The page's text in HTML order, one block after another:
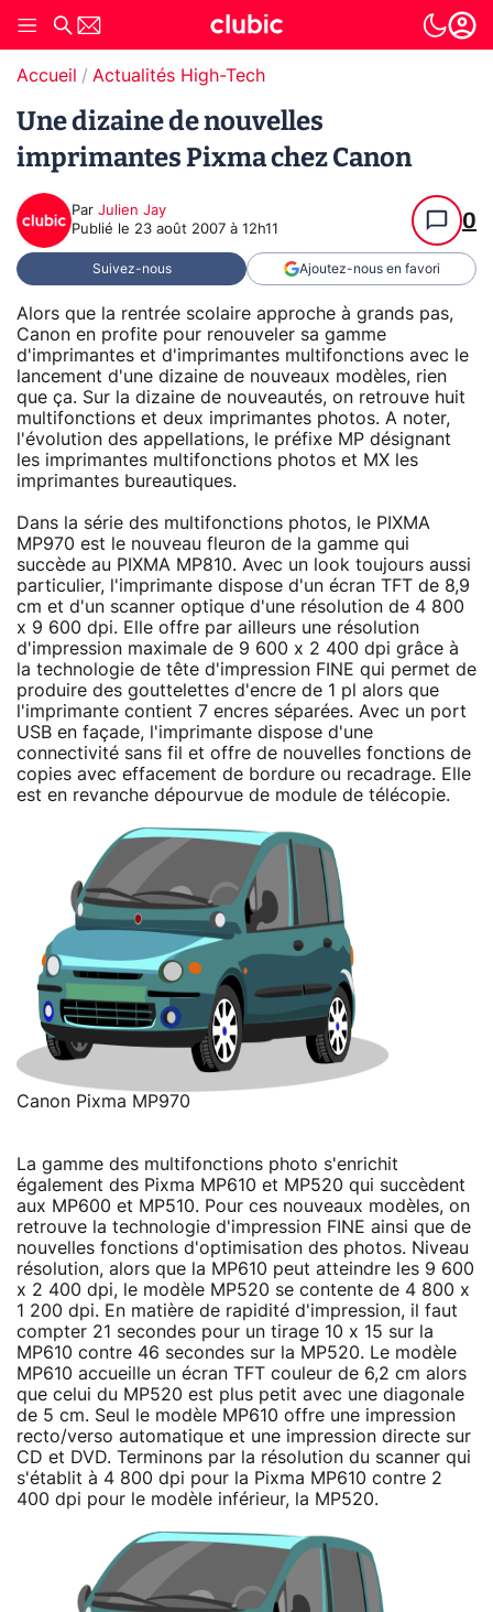
Accueil Actualités High-Tech
Une dizaine de nouvelles
imprimantes Pixma chez Canon
Par Julien Jay
Publié le 23 août 2007 à 12h11 0
Suivez-nous Ajoutez-nous en favori
Alors que la rentrée scolaire approche à grands pas,
Canon en profite pour renouveler sa gamme
d'imprimantes et d'imprimantes multifonctions avec le
lancement d'une dizaine de nouveaux modèles, rien
que ça. Sur la dizaine de nouveautés, on retrouve huit
multifonctions et deux imprimantes photos. A noter,
l'évolution des appellations, le préfixe MP désignant
les imprimantes multifonctions photos et MX les
imprimantes bureautiques.
Dans la série des multifonctions photos, le PIXMA
MP970 est le nouveau fleuron de la gamme qui
succède au PIXMA MP810. Avec un look toujours aussi
particulier, l'imprimante dispose d'un écran TFT de 8,9
cm et d'un scanner optique d'une résolution de 4 800
x 9 600 dpi. Elle offre par ailleurs une résolution
d'impression maximale de 9 600 x 2 400 dpi grâce à
la technologie de tête d'impression FINE qui permet de
produire des gouttelettes d'encre de 1 pl alors que
l'imprimante contient 7 encres séparées. Avec un port
USB en façade, l'imprimante dispose d'une
connectivité sans fil et offre de nouvelles fonctions de
copies avec effacement de bordure ou recadrage. Elle
est en revanche dépourvue de module de télécopie.
Canon Pixma MP970
La gamme des multifonctions photo s'enrichit
également des Pixma MP610 et MP520 qui succèdent
aux MP600 et MP510. Pour ces nouveaux modèles, on
retrouve la technologie d'impression FINE ainsi que de
nouvelles fonctions d'optimisation des photos. Niveau
résolution, alors que la MP610 peut atteindre les 9 600
x 2 400 dpi, le modèle MP520 se contente de 4 800 x
1 200 dpi. En matière de rapidité d'impression, il faut
compter 21 secondes pour un tirage 10 x 15 sur la
MP610 contre 46 secondes sur la MP520. Le modèle
MP610 accueille un écran TFT couleur de 6,2 cm alors
que celui du MP520 est plus petit avec une diagonale
de 5 cm. Seul le modèle MP610 offre une impression
recto/verso automatique et une impression directe sur
CD et DVD. Terminons par la résolution du scanner qui
s'établit à 4 800 dpi pour la Pixma MP610 contre 2
400 dpi pour le modèle inférieur, la MP520.